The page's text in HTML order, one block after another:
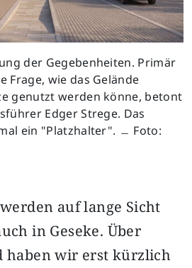
der Gegebenheiten. Primär
Frage, wie das Gelände
genutzt werden könne, betont
Edger Strege. Das
ein "Platzhalter". ﹘ Foto:
auf lange Sicht
in Geseke. Über
haben wir erst kürzlich